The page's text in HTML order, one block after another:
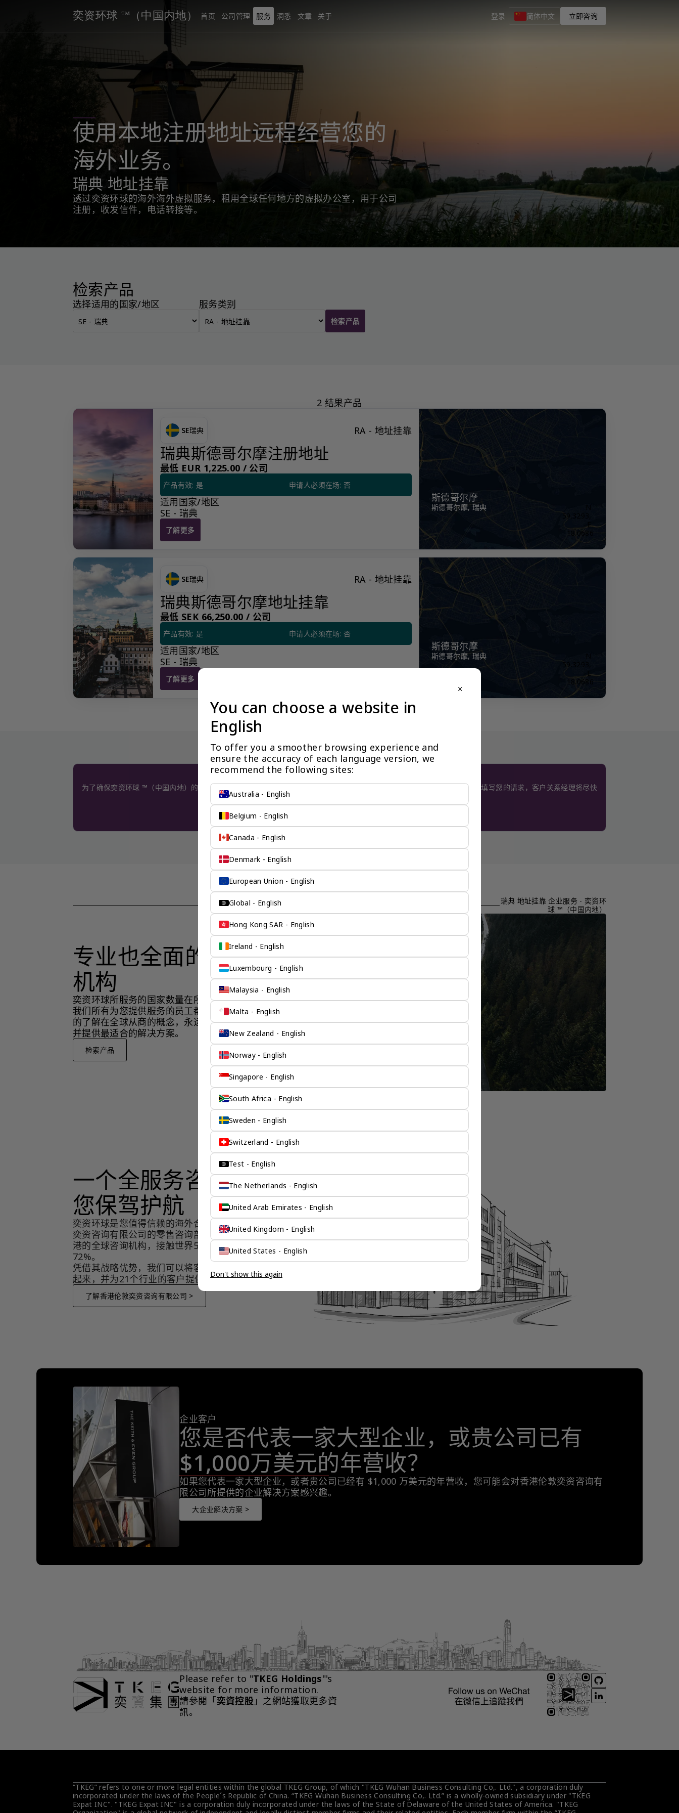
奕资环球 ™（中国内地） 首页 公司管理 服务 洞悉 文章 关于 登录 简体中文 立即咨询
使用本地注册地址远程经营您的
海外业务。
瑞典 地址挂靠
透过奕资环球的海外海外虚拟服务，租用全球任何地方的虚拟办公室，用于公司
注册，收发信件，电话转接等。
检索产品
选择适用的国家/地区 服务类别
检索产品
2 结果产品
SE瑞典 RA - 地址挂靠
瑞典斯德哥尔摩注册地址
最低 EUR 1,225.00 / 公司
产品有效: 是 申请人必须在场: 否
适用国家/地区
SE - 瑞典
了解更多
瑞典斯德哥尔摩注册地址
斯德哥尔摩
斯德哥尔摩, 瑞典
N
59.3293,
E
18.0686
SE瑞典 RA - 地址挂靠
瑞典斯德哥尔摩地址挂靠
最低 SEK 66,250.00 / 公司
产品有效: 是 申请人必须在场: 否
适用国家/地区
SE - 瑞典
了解更多
瑞典斯德哥尔摩地址挂靠
斯德哥尔摩
斯德哥尔摩, 瑞典
N
59.3293,
E
18.0686
没有看到阁下期望的产品？更多产品信息可应要求提供。
为了确保奕资环球 ™（中国内地）的服务质量标准，我们限制某些产品公开展示，以避免混淆和不道德的竞争。请使用此表格填写您的请求，客户关系经理将尽快
瑞典 地址挂靠 企业服务 - 奕资环
球 ™（中国内地）
专业也全面的企业服务
机构
奕资环球所服务的国家数量在所有同类公司中数一数二。
我们所有为您提供服务的员工都有国际工作的背景，清楚
的了解在全球从商的概念，永远站在您的角度看待问题，
并提供最适合的解决方案。
检索产品
一个全服务咨询公司为
您保驾护航
奕资环球是您值得信赖的海外合作伙伴。我们是香港伦敦
奕资咨询有限公司的零售咨询部门，这是一家总部位于香
港的全球咨询机构，接触世界50个市场，约占全球GDP的
72%。
凭借其战略优势，我们可以将客户与全球市场的机遇联系
起来，并为21个行业的客户提供服务。
了解香港伦敦奕资咨询有限公司 >
企业客户
您是否代表一家大型企业，或贵公司已有
$1,000万美元的年营收？
如果您代表一家大型企业，或者贵公司已经有 $1,000 万美元的年营收，您可能会对香港伦敦奕资咨询有
限公司所提供的企业解决方案感兴趣。
大企业解决方案 >
close
You can choose a website in
English
To offer you a smoother browsing experience and
ensure the accuracy of each language version, we
recommend the following sites:
Australia - English
Belgium - English
Canada - English
Denmark - English
European Union - English
Global - English
Hong Kong SAR - English
Ireland - English
Luxembourg - English
Malaysia - English
Malta - English
New Zealand - English
Norway - English
Singapore - English
South Africa - English
Sweden - English
Switzerland - English
Test - English
The Netherlands - English
United Arab Emirates - English
United Kingdom - English
United States - English
Don't show this again
Please refer to "TKEG Holdings"'s
website for more information.
請參閱「奕資控股 」之網站獲取更多資
訊。
“TKEG” refers to one or more legal entities within the global TKEG Group, of which "TKEG Wuhan Business Consulting Co,. Ltd.", a corporation duly
incorporated under the laws of the People´s Republic of China. “TKEG Wuhan Business Consulting Co,. Ltd.” is a wholly-owned subsidiary under "TKEG
Expat INC". "TKEG Expat INC" is a corporation duly incorporated under the laws of the State of Delaware of the United States of America. "TKEG